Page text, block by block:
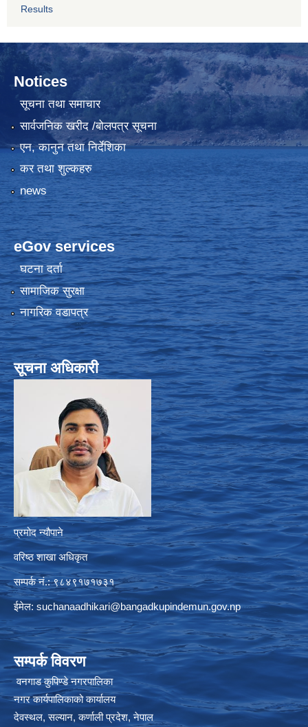
Results
Notices
सूचना तथा समाचार
सार्वजनिक खरीद /बोलपत्र सूचना
एन, कानुन तथा निर्देशिका
कर तथा शुल्कहरु
news
eGov services
घटना दर्ता
सामाजिक सुरक्षा
नागरिक वडापत्र
सूचना अधिकारी
प्रमोद न्यौपाने
वरिष्ठ शाखा अधिकृत
सम्पर्क नं.: ९८४९१७१७३१
ईमेल: suchanaadhikari@bangadkupindemun.gov.np
सम्पर्क विवरण
वनगाड कुपिण्डे नगरपालिका
नगर कार्यपालिकाको कार्यालय
देवस्थल, सल्यान, कर्णाली प्रदेश, नेपाल